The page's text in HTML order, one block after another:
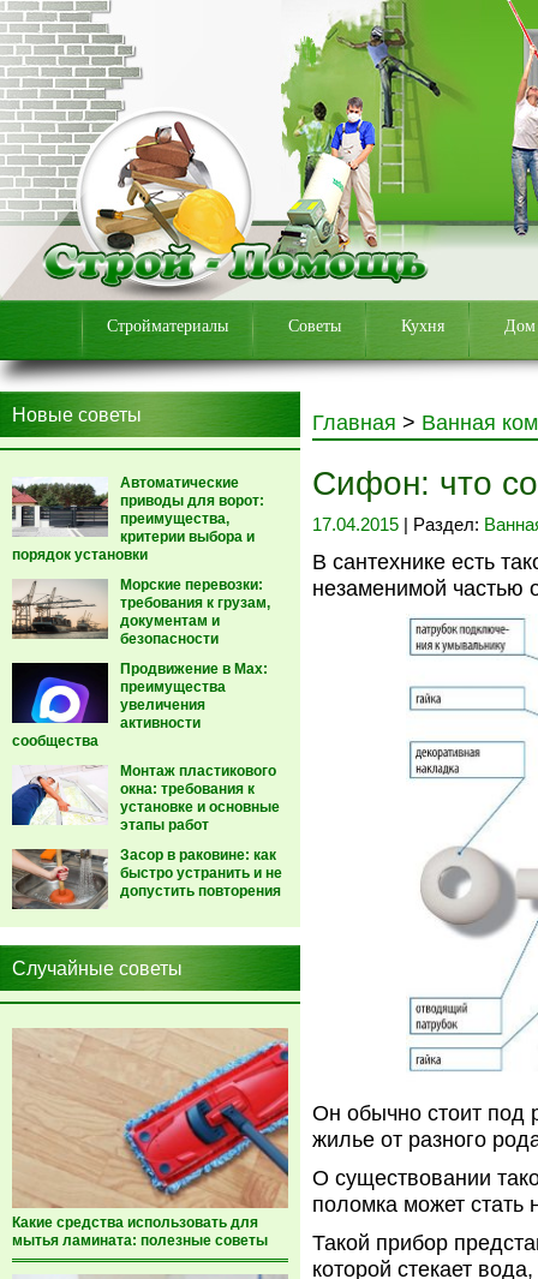
Стройматериалы Советы Кухня Дом
Новые советы
Автоматические
приводы для ворот:
преимущества,
критерии выбора и
порядок установки
Морские перевозки:
требования к грузам,
документам и
безопасности
Продвижение в Max:
преимущества
увеличения
активности
сообщества
Монтаж пластикового
окна: требования к
установке и основные
этапы работ
Засор в раковине: как
быстро устранить и не
допустить повторения
Случайные советы
Какие средства использовать для
мытья ламината: полезные советы
Главная > Ванная
Сифон: что
17.04.2015 | Раздел:
В сантехнике есть
незаменимой частью
Он обычно стоит под
жилье от разного
О существовании
поломка может
Такой прибор
которой стекает